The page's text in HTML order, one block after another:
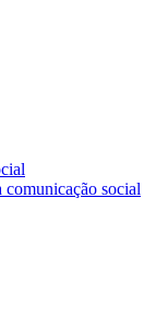
comunicação social